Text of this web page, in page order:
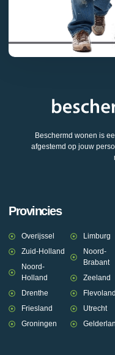
Beschermd wonen is
afgestemd op jouw
Provincies
Overijssel
Zuid-Holland
Noord-
Holland
Drenthe
Friesland
Groningen
Limburg
Noord-
Brabant
Zeeland
Flevoland
Utrecht